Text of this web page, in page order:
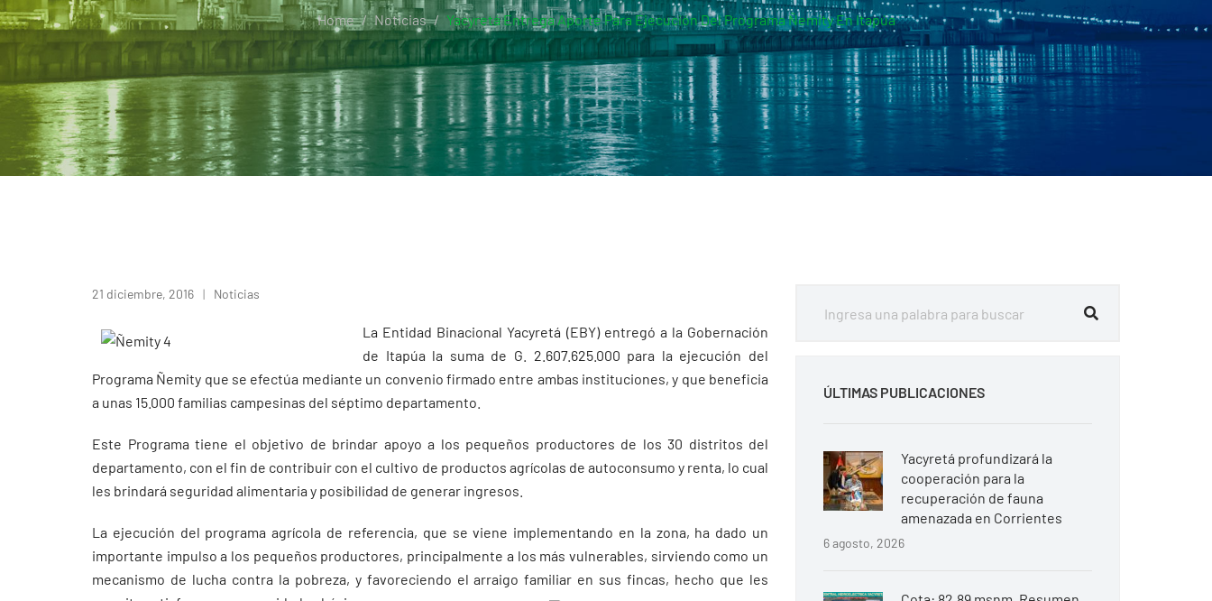
Home Noticias Yacyretá Entrega Aporte Para Ejecución Del Programa Ñemity En Itapúa
21 diciembre, 2016 Noticias
La Entidad Binacional Yacyretá (EBY) entregó a la Gobernación
de Itapúa la suma de G. 2.607.625.000 para la ejecución del
Programa Ñemity que se efectúa mediante un convenio firmado entre ambas instituciones, y que beneficia
a unas 15.000 familias campesinas del séptimo departamento.
Este Programa tiene el objetivo de brindar apoyo a los pequeños productores de los 30 distritos del
departamento, con el fin de contribuir con el cultivo de productos agrícolas de autoconsumo y renta, lo cual
les brindará seguridad alimentaria y posibilidad de generar ingresos.
La ejecución del programa agrícola de referencia, que se viene implementando en la zona, ha dado un
importante impulso a los pequeños productores, principalmente a los más vulnerables, sirviendo como un
mecanismo de lucha contra la pobreza, y favoreciendo el arraigo familiar en sus fincas, hecho que les
ÚLTIMAS PUBLICACIONES
Yacyretá profundizará la
cooperación para la
recuperación de fauna
amenazada en Corrientes
6 agosto, 2026